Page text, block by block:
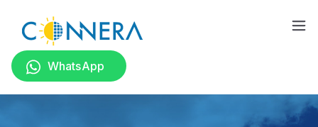
CONTACTO
WhatsApp